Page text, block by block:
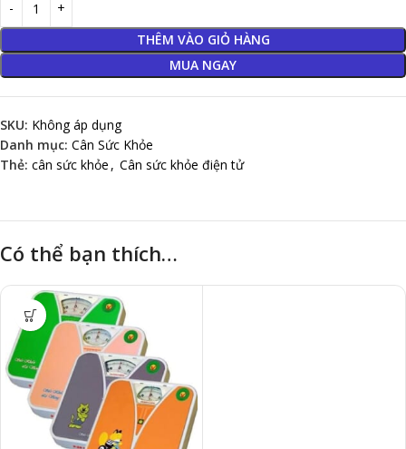
THÊM VÀO GIỎ HÀNG
MUA NGAY
SKU: Không áp dụng
Danh mục: Cân Sức Khỏe
Thẻ: cân sức khỏe , Cân sức khỏe điện tử
Có thể bạn thích…